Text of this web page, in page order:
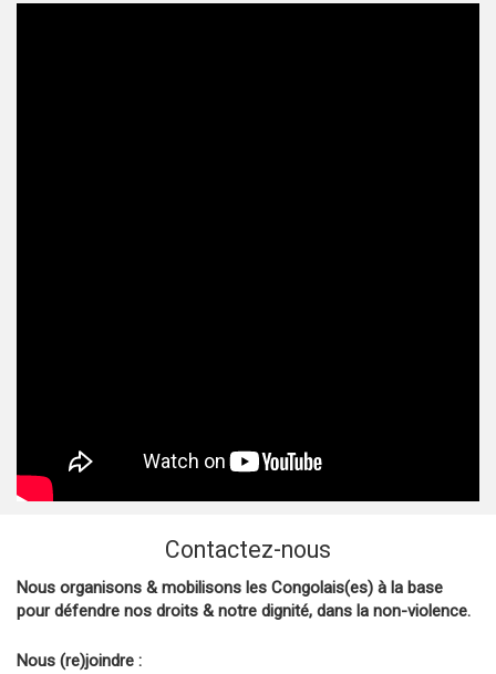
Contactez-nous
Nous organisons & mobilisons les Congolais(es) à la base
pour défendre nos droits & notre dignité, dans la non-violence.
Nous (re)joindre :